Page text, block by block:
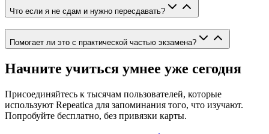
Что если я не сдам и нужно пересдавать?
Помогает ли это с практической частью экзамена?
Начните учиться умнее уже сегодня
Присоединяйтесь к тысячам пользователей, которые
используют Repeatica для запоминания того, что изучают.
Попробуйте бесплатно, без привязки карты.